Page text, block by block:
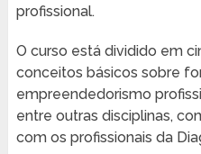
profissional.
O curso está dividido em
conceitos básicos sobre
empreendedorismo
entre outras disciplinas,
com os profissionais da